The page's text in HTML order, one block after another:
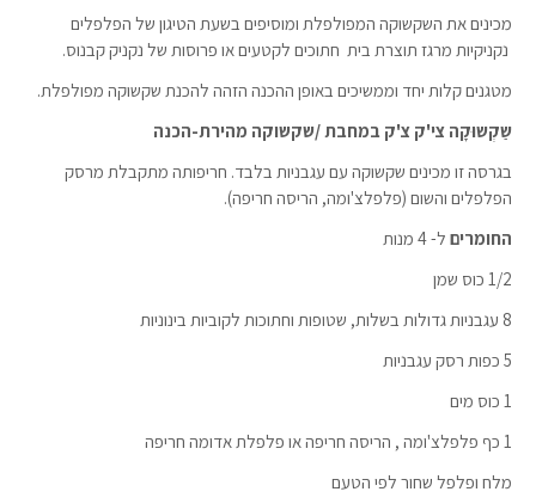
מכינים את השקשוקה המפולפלת ומוסיפים בשעת הטיגון של הפלפלים
נקניקיות מרגז תוצרת בית חתוכים לקטעים או פרוסות של נקניק קבנוס.
מטגנים קלות יחד וממשיכים באופן ההכנה הזהה להכנת שקשוקה מפולפלת.
שַקְשוּקָה צי'ק צ'ק במחבת /שקשוקה מהירת-הכנה
בגרסה זו מכינים שקשוקה עם עגבניות בלבד. חריפותה מתקבלת מרסק
הפלפלים והשום (פלפלצ'ומה, הריסה חריפה).
החומרים ל- 4 מנות
1/2 כוס שמן
8 עגבניות גדולות בשלות, שטופות וחתוכות לקוביות בינוניות
5 כפות רסק עגבניות
1 כוס מים
1 כף פלפלצ'ומה , הריסה חריפה או פלפלת אדומה חריפה
מלח ופלפל שחור לפי הטעם